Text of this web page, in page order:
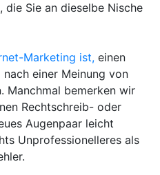
Sie an dieselbe Nische
Marketing ist, einen
einer Meinung von
Manchmal bemerken wir
Rechtschreib- oder
Augenpaar leicht
Unprofessionelleres als